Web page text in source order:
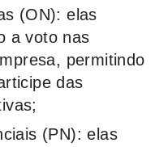
(ON): elas
a voto nas
permitindo
das
(PN): elas